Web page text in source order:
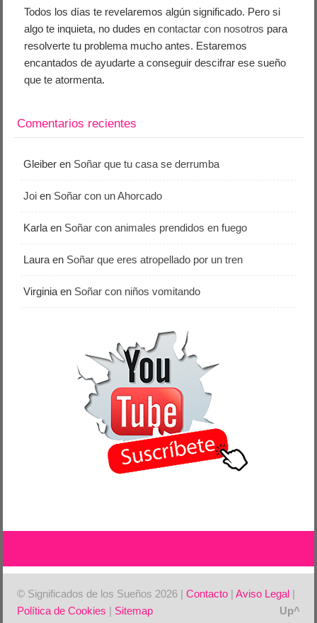
Todos los días te revelaremos algún significado. Pero si
algo te inquieta, no dudes encontactar con nosotros para
resolverte tu problema mucho antes. Estaremos
encantados de ayudarte a conseguir descifrar ese sueño
que te atormenta.
Comentarios recientes
Gleiber en Soñar que tu casa se derrumba
Joi en Soñar con un Ahorcado
Karla en Soñar con animales prendidos en fuego
Laura en Soñar que eres atropellado por un tren
Virginia en Soñar con niños vomitando
© Significados de los Sueños 2026 |Contacto |Aviso Legal |
Política de Cookies | Sitemap